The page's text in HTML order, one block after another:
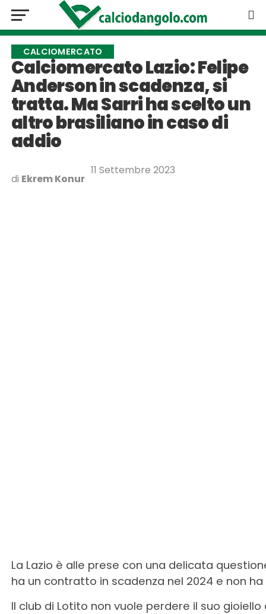
CALCIOMERCATO
Calciomercato Lazio: Felipe
Anderson in scadenza, si
tratta. Ma Sarri ha scelto un
altro brasiliano in caso di
addio
di Ekrem Konur
11 Settembre 2023
La Lazio è alle prese con una delicata
ha un contratto in scadenza nel 2024 e non
Il club di Lotito non vuole perdere il suo